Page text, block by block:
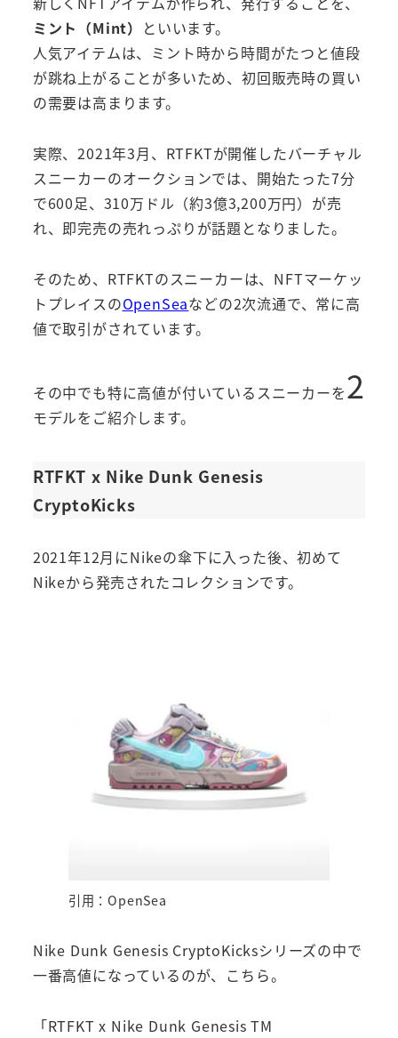
ミント（Mint） といいます。
人気アイテムは、ミント時から時間がたつと値段
が跳ね上がることが多いため、初回販売時の買い
の需要は高まります。
実際、2021年3月、RTFKTが開催したバーチャル
スニーカーのオークションでは、開始たった7分
で600足、310万ドル（約3億3,200万円）が売
れ、即完売の売れっぷりが話題となりました。
そのため、RTFKTのスニーカーは、NFTマーケッ
トプレイスのOpenSeaなどの2次流通で、常に高
値で取引がされています。
その中でも特に高値が付いているスニーカーを2
モデルをご紹介します。
RTFKT x Nike Dunk Genesis
CryptoKicks
2021年12月にNikeの傘下に入った後、初めて
Nikeから発売されたコレクションです。
引用：OpenSea
Nike Dunk Genesis CryptoKicksシリーズの中で
一番高値になっているのが、こちら。
「RTFKT x Nike Dunk Genesis TM